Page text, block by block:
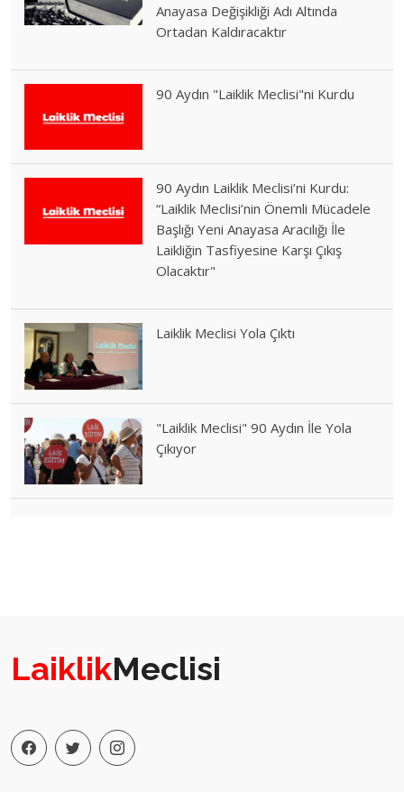
Anayasa Değişikliği Adı Altında
Ortadan Kaldıracaktır
90 Aydın "Laiklik Meclisi"ni Kurdu
90 Aydın Laiklik Meclisi’ni Kurdu:
“Laiklik Meclisi’nin Önemli Mücadele
Başlığı Yeni Anayasa Aracılığı İle
Laikliğin Tasfiyesine Karşı Çıkış
Olacaktır"
Laiklik Meclisi Yola Çıktı
"Laiklik Meclisi" 90 Aydın İle Yola
Çıkıyor
LaiklikMeclisi